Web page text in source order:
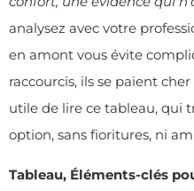
analysez avec votre
en amont vous évite
raccourcis, ils se paient
utile de lire ce tableau, qui
option, sans fioritures, ni
Tableau, Éléments-clés